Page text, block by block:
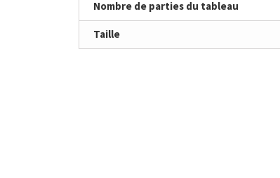
Nombre de parties du tableau
Taille